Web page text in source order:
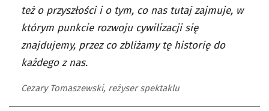
też o przyszłości i o tym, co nas tutaj zajmuje, w
którym punkcie rozwoju cywilizacji się
znajdujemy, przez co zbliżamy tę historię do
każdego z nas.
Cezary Tomaszewski, reżyser spektaklu